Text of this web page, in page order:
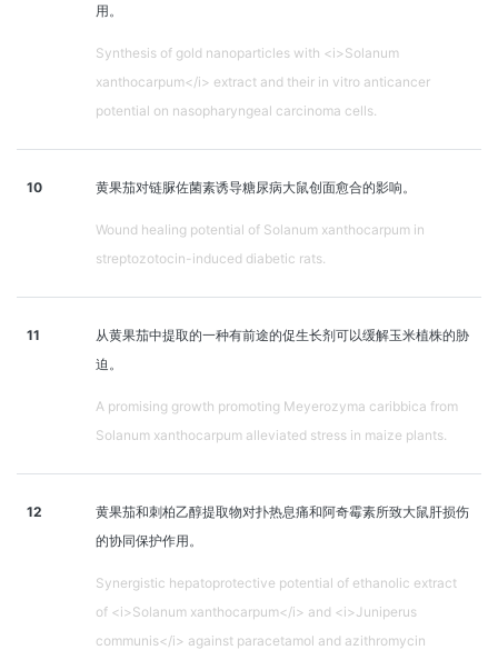
用。
Synthesis of gold nanoparticles with <i>Solanum
xanthocarpum</i> extract and their in vitro anticancer
potential on nasopharyngeal carcinoma cells.
10 黄果茄对链脲佐菌素诱导糖尿病大鼠创面愈合的影响。
Wound healing potential of Solanum xanthocarpum in
streptozotocin-induced diabetic rats.
11
从黄果茄中提取的一种有前途的促生长剂可以缓解玉米植株的胁
迫。
A promising growth promoting Meyerozyma caribbica from
Solanum xanthocarpum alleviated stress in maize plants.
12
黄果茄和刺柏乙醇提取物对扑热息痛和阿奇霉素所致大鼠肝损伤
的协同保护作用。
Synergistic hepatoprotective potential of ethanolic extract
of <i>Solanum xanthocarpum</i> and <i>Juniperus
communis</i> against paracetamol and azithromycin